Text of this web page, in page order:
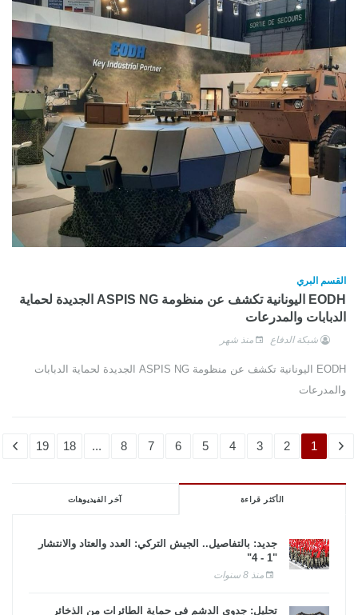
القسم البري
EODH اليونانية تكشف عن منظومة ASPIS NG الجديدة لحماية
الدبابات والمدرعات
شبكة الدفاع منذ شهر
EODH اليونانية تكشف عن منظومة ASPIS NG الجديدة لحماية الدبابات
والمدرعات
1
2
3
4
5
6
7
8
...
18
19
الأكثر قراءة آخر الفيديوهات
جديد: بالتفاصيل.. الجيش التركي: العدد والعتاد والانتشار
"1 - 4"
منذ 8 سنوات
تحليل: جدوى الدشم فى حماية الطائرات من الذخائر